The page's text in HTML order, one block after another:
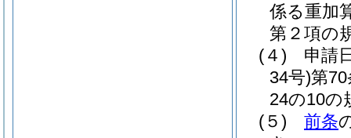
係る重加
第２項の
(４)
申請
34号)第
24の10の
(５)
前条